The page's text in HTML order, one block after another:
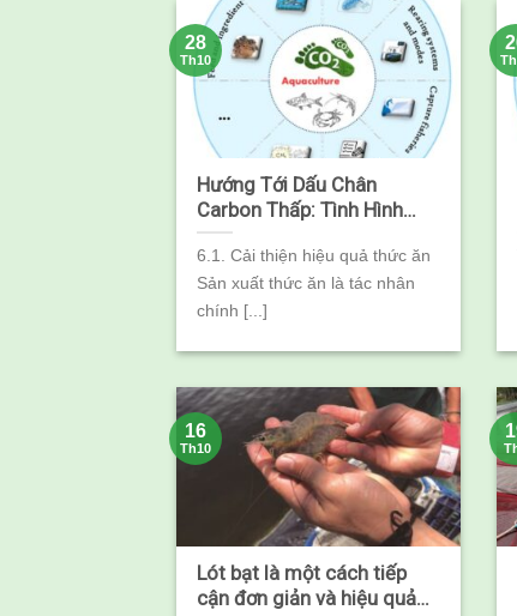
Hướng Tới Dấu Chân
Carbon Thấp: Tình Hình
Hiện Tại Và Triển Vọng Cho
Nuôi Trồng Thủy Sản Phần
2
6.1. Cải thiện hiệu quả thức ăn
Sản xuất thức ăn là tác nhân
chính [...]
28
Th10
Lót bạt là một cách tiếp
cận đơn giản và hiệu quả
16
Th10